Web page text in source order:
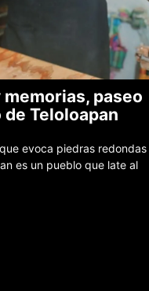
memorias, paseo
Teloloapan
evoca piedras redondas
es un pueblo que late al